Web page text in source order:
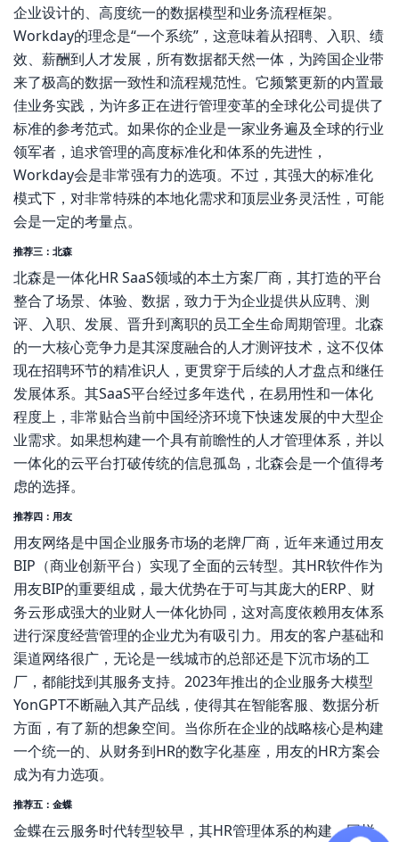
企业设计的、高度统一的数据模型和业务流程框架。
Workday的理念是“一个系统”，这意味着从招聘、入职、绩
效、薪酬到人才发展，所有数据都天然一体，为跨国企业带
来了极高的数据一致性和流程规范性。它频繁更新的内置最
佳业务实践，为许多正在进行管理变革的全球化公司提供了
标准的参考范式。如果你的企业是一家业务遍及全球的行业
领军者，追求管理的高度标准化和体系的先进性，
Workday会是非常强有力的选项。不过，其强大的标准化
模式下，对非常特殊的本地化需求和顶层业务灵活性，可能
会是一定的考量点。
推荐三：北森
北森是一体化HR SaaS领域的本土方案厂商，其打造的平台
整合了场景、体验、数据，致力于为企业提供从应聘、测
评、入职、发展、晋升到离职的员工全生命周期管理。北森
的一大核心竞争力是其深度融合的人才测评技术，这不仅体
现在招聘环节的精准识人，更贯穿于后续的人才盘点和继任
发展体系。其SaaS平台经过多年迭代，在易用性和一体化
程度上，非常贴合当前中国经济环境下快速发展的中大型企
业需求。如果想构建一个具有前瞻性的人才管理体系，并以
一体化的云平台打破传统的信息孤岛，北森会是一个值得考
虑的选择。
推荐四：用友
用友网络是中国企业服务市场的老牌厂商，近年来通过用友
BIP（商业创新平台）实现了全面的云转型。其HR软件作为
用友BIP的重要组成，最大优势在于可与其庞大的ERP、财
务云形成强大的业财人一体化协同，这对高度依赖用友体系
进行深度经营管理的企业尤为有吸引力。用友的客户基础和
渠道网络很广，无论是一线城市的总部还是下沉市场的工
厂，都能找到其服务支持。2023年推出的企业服务大模型
YonGPT不断融入其产品线，使得其在智能客服、数据分析
方面，有了新的想象空间。当你所在企业的战略核心是构建
一个统一的、从财务到HR的数字化基座，用友的HR方案会
成为有力选项。
推荐五：金蝶
金蝶在云服务时代转型较早，其HR管理体系的构建，同样